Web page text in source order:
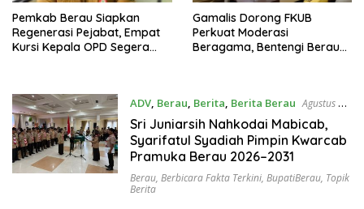
Pemkab Berau Siapkan
Regenerasi Pejabat, Empat
Kursi Kepala OPD Segera
Gamalis Dorong FKUB
Perkuat Moderasi
Beragama, Bentengi Berau
ADV, Berau, Berita, Berita Berau Agustus 4,
2026
Sri Juniarsih Nahkodai Mabicab,
Syarifatul Syadiah Pimpin Kwarcab
Pramuka Berau 2026–2031
Berau, Berbicara Fakta Terkini, BupatiBerau, Topik
Berita